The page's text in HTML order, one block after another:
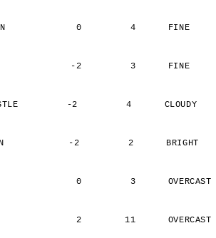
0         4      FINE
-2         3      FINE
-2         4      CLOUDY
-2         2      BRIGHT
0         3      OVERCAST
2        11      OVERCAST